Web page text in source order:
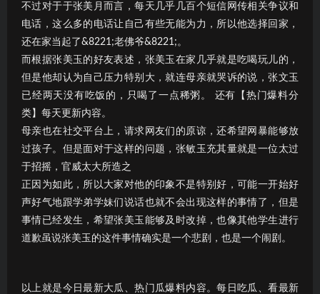
不过对于于张美月而言，每天几乎几百个短信网传相关争议和
电话，这么多的电话让自己有些无能为力，所以他选择回家，
还在家当起了&8221;老佛爷&8221;。
而根据张美玉的好友表述，张美玉在家几乎就是吃喝玩儿的，
但是他却认为自己压力特别大，就连母亲就哭诉的说，张文玉
已经两天没有吃饭的，只喝了一点稀粥。 还有【热门爆料分
类】每天更新内容。
母亲也在社交平台上，请求网友们的原谅，还希望网暴能够放
过孩子。但是面对于这样的问题，张敏玉充其量就是一位太过
于招摇，官威太大所造之
正因为如此，所以大家对他的印象不是特别好，可能一开始好
声好气地跟学弟学妹们说话也就不会出现这样的事情了，但是
事情已经发生，希望张美玉能够及时改掉，也像其他学生进行
道歉虽说张美玉的这件事情确实是一个悲剧，也是一个闹剧。
以上就是今日最新大瓜、热门瓜爆料内容。每日吃瓜、看最新